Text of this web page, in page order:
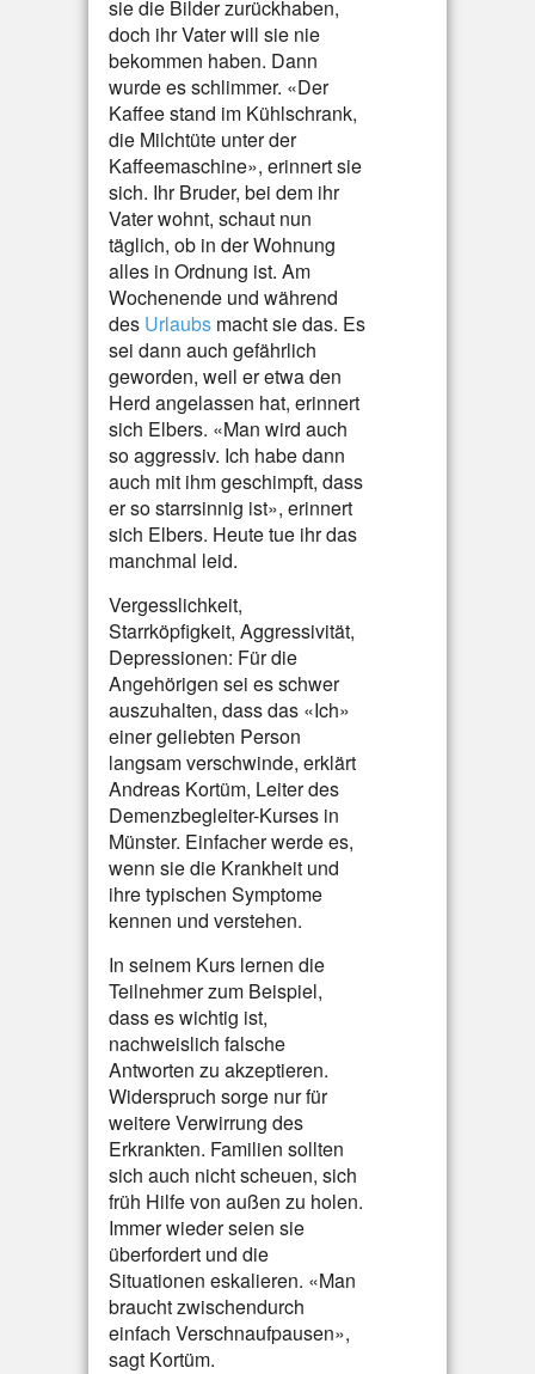
sie die Bilder zurückhaben,
doch ihr Vater will sie nie
bekommen haben. Dann
wurde es schlimmer. «Der
Kaffee stand im Kühlschrank,
die Milchtüte unter der
Kaffeemaschine», erinnert sie
sich. Ihr Bruder, bei dem ihr
Vater wohnt, schaut nun
täglich, ob in der Wohnung
alles in Ordnung ist. Am
Wochenende und während
des Urlaubs macht sie das. Es
sei dann auch gefährlich
geworden, weil er etwa den
Herd angelassen hat, erinnert
sich Elbers. «Man wird auch
so aggressiv. Ich habe dann
auch mit ihm geschimpft, dass
er so starrsinnig ist», erinnert
sich Elbers. Heute tue ihr das
manchmal leid.
Vergesslichkeit,
Starrköpfigkeit, Aggressivität,
Depressionen: Für die
Angehörigen sei es schwer
auszuhalten, dass das «Ich»
einer geliebten Person
langsam verschwinde, erklärt
Andreas Kortüm, Leiter des
Demenzbegleiter-Kurses in
Münster. Einfacher werde es,
wenn sie die Krankheit und
ihre typischen Symptome
kennen und verstehen.
In seinem Kurs lernen die
Teilnehmer zum Beispiel,
dass es wichtig ist,
nachweislich falsche
Antworten zu akzeptieren.
Widerspruch sorge nur für
weitere Verwirrung des
Erkrankten. Familien sollten
sich auch nicht scheuen, sich
früh Hilfe von außen zu holen.
Immer wieder seien sie
überfordert und die
Situationen eskalieren. «Man
braucht zwischendurch
einfach Verschnaufpausen»,
sagt Kortüm.